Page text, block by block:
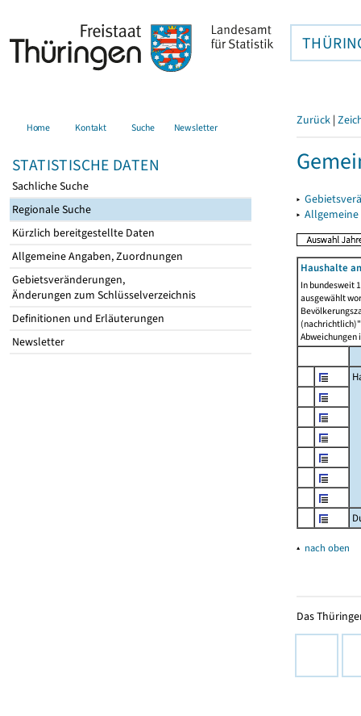
Home Kontakt Suche Newsletter
STATISTISCHE DATEN
Sachliche Suche
Regionale Suche
Kürzlich bereitgestellte Daten
Allgemeine Angaben, Zuordnungen
Gebietsveränderungen,
Änderungen zum Schlüsselverzeichnis
Definitionen und Erläuterungen
Newsletter
Zurück |
▸
▸
Haushalte
In bundesweit
ausgewählt
Abweichungen
▴ nach oben
Das